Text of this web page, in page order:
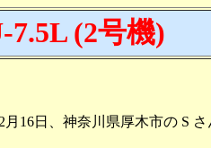
7.5L (2号機)
月16日、神奈川県厚木市の S